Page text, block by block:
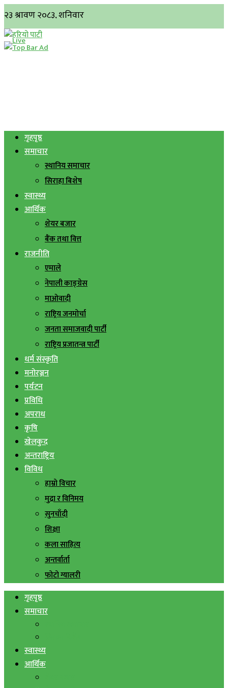
गृहपृष्ठ
समाचार
स्थानिय समाचार
सिराहा बिशेष
स्वास्थ्य
आर्थिक
शेयर बजार
बैंक तथा वित्त
राजनीति
एमाले
नेपाली काङ्ग्रेस
माओवादी
राष्ट्रिय जनमोर्चा
जनता समाजवादी पार्टी
राष्ट्रिय प्रजातन्त्र पार्टी
धर्म संस्कृति
मनोरञ्जन
पर्यटन
प्रविधि
अपराध
कृषि
खेलकुद
अन्तराष्ट्रिय
विविध
हाम्रो विचार
मुद्रा र विनिमय
सुनचाँदी
शिक्षा
कला साहित्य
अन्तर्वार्ता
फोटो ग्यालरी
गृहपृष्ठ
समाचार
स्वास्थ्य
आर्थिक